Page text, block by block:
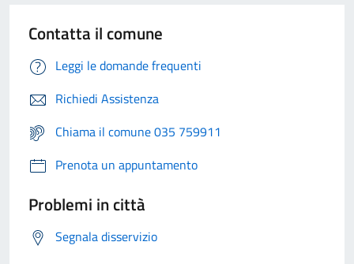
Contatta il comune
Leggi le domande frequenti
Richiedi Assistenza
Chiama il comune 035 759911
Prenota un appuntamento
Problemi in città
Segnala disservizio